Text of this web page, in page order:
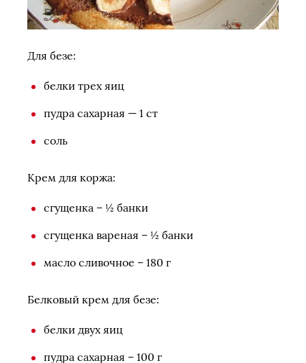
Для безе:
белки трех яиц
пудра сахарная — 1 ст
соль
Крем для коржа:
сгущенка – ½ банки
сгущенка вареная – ½ банки
масло сливочное – 180 г
Белковый крем для безе:
белки двух яиц
пудра сахарная – 100 г